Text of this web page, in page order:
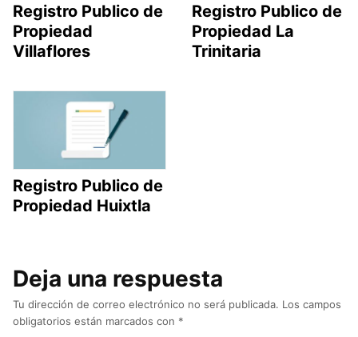
Registro Publico de
Propiedad
Villaflores
Registro Publico de
Propiedad La
Trinitaria
Registro Publico de
Propiedad Huixtla
Deja una respuesta
Tu dirección de correo electrónico no será publicada. Los campos
obligatorios están marcados con *